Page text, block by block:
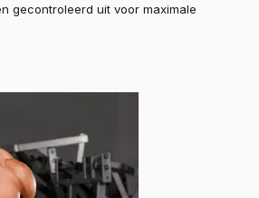
gecontroleerd uit voor maximale